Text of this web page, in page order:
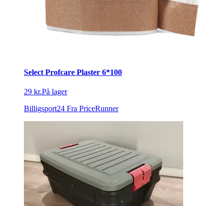
Select Profcare Plaster 6*100
29 kr.På lager
Billigsport24 Fra PriceRunner